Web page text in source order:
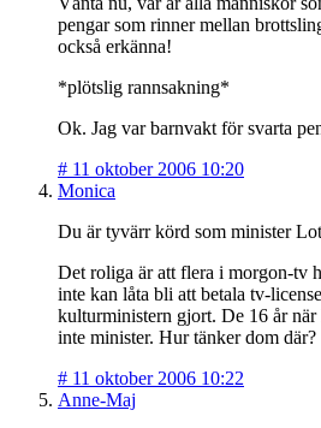
pengar som rinner mellan
också erkänna!
*plötslig rannsakning*
Ok. Jag var barnvakt för svarta
# 11 oktober 2006 10:20
Monica
Du är tyvärr körd som minister
Det roliga är att flera i morgon-tv
inte kan låta bli att betala tv-
kulturministern gjort. De 16 år
inte minister. Hur tänker dom där?
# 11 oktober 2006 10:22
Anne-Maj